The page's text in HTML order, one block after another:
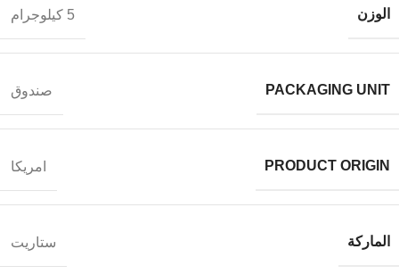
الوزن 5 كيلوجرام
PACKAGING UNIT صندوق
PRODUCT ORIGIN امريكا
الماركة ستاريت